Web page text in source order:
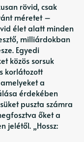
rövid, csak
méretet –
élet alatt minden
milliárdokban
Egyedi
közös sorsuk
korlátozott
a
érdekében
puszta számra
őket a
jelétől. „Hossz: